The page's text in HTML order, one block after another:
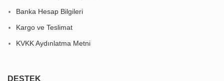
Banka Hesap Bilgileri
Kargo ve Teslimat
KVKK Aydınlatma Metni
DESTEK